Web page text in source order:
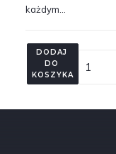
każdym…
DODAJ
DO
KOSZYKA